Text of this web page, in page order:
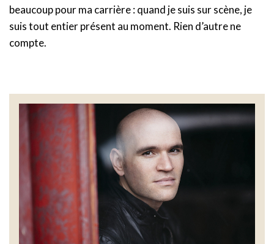
beaucoup pour ma carrière : quand je suis sur scène, je
suis tout entier présent au moment. Rien d’autre ne
compte.